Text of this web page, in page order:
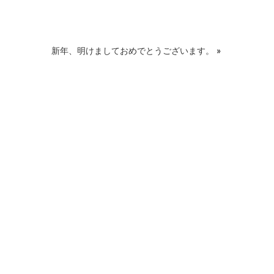
新年、明けましておめでとうございます。 »